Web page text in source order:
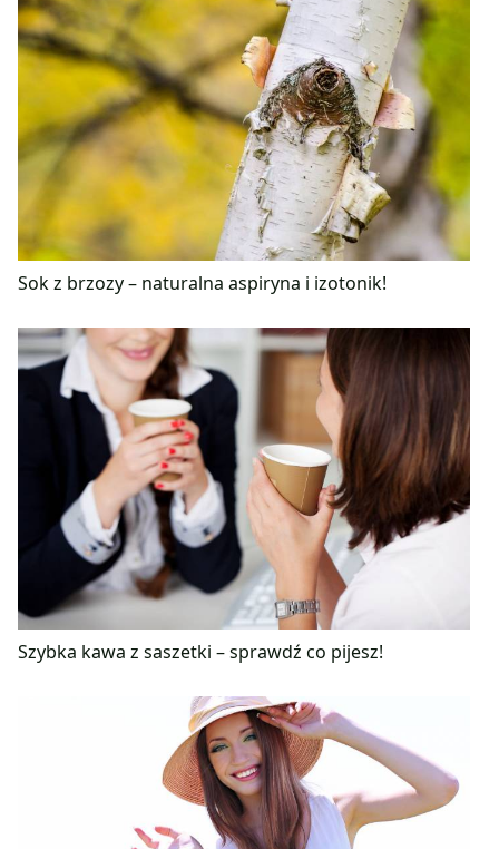
Sok z brzozy – naturalna aspiryna i izotonik!
Szybka kawa z saszetki – sprawdź co pijesz!